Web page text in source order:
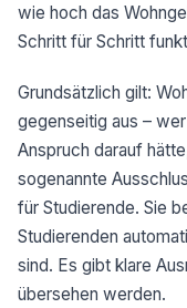
wie hoch das
Schritt für Schritt
Grundsätzlich gilt:
gegenseitig aus –
Anspruch darauf
sogenannte
für Studierende. Sie
Studierenden
sind. Es gibt klare
übersehen werden.